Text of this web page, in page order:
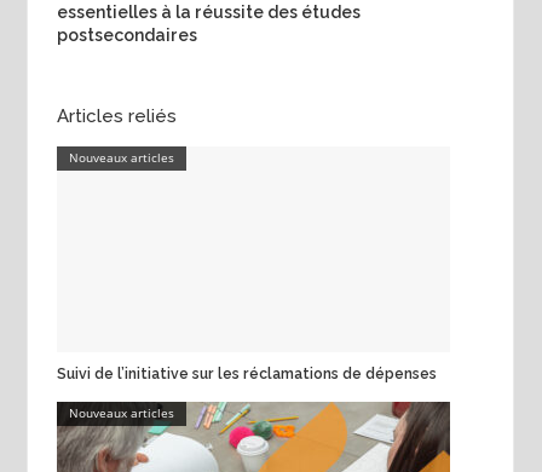
essentielles à la réussite des études
postsecondaires
Articles reliés
Nouveaux articles
Suivi de l’initiative sur les réclamations de dépenses
Nouveaux articles